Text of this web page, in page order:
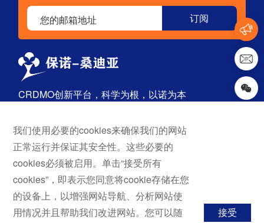
CRDMO创新平台，科学为根，以诺为本
首页
关于我们
服务与解决方案
技术平台
新闻与活动
探索
药物发现
原料药
成品药
我们使用必要的cookies来确保我们的网站
正常运行并保证其安全性。这些必要的
cookies必须被启用。单击“接受所有
cookies”，即表示您同意将cookie存储在您
的设备上，以增强网站导航、分析网站使
用情况并且帮助我们改进网站。您可以随
接受